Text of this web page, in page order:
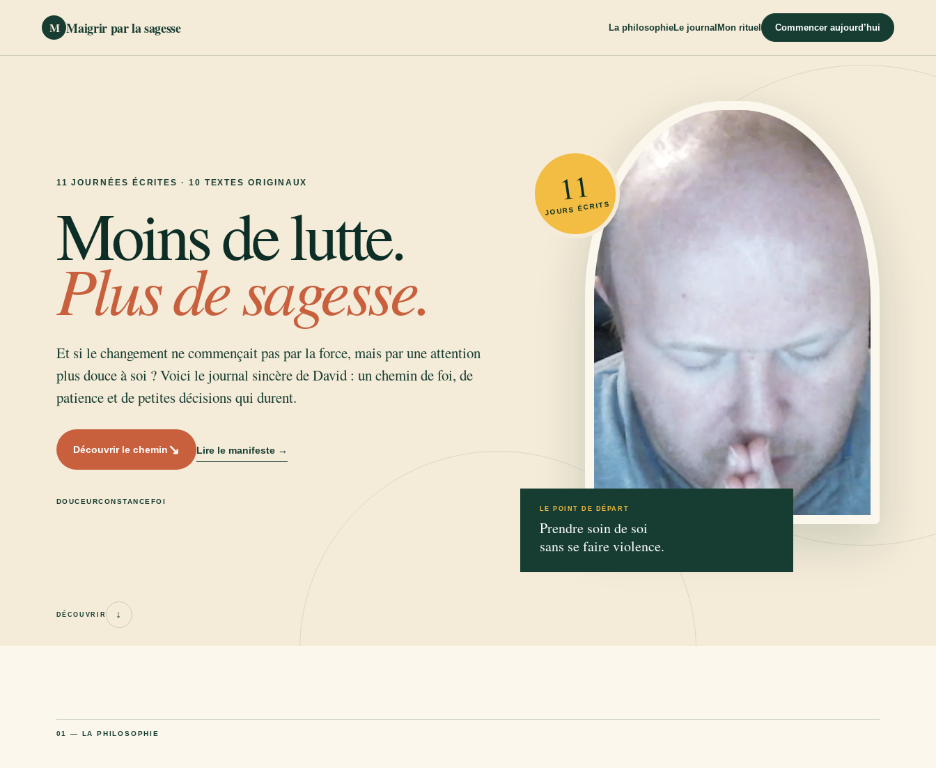
M Maigrir par la sagesse La philosophieLe journal Mon rituel Commencer aujourd’hui
11 JOURNÉES ÉCRITES · 10 TEXTES ORIGINAUX
Moins de lutte.
Plus de sagesse.
Et si le changement ne commençait pas par la force, mais par une attention
plus douce à soi ? Voici le journal sincère de David : un chemin de foi, de
patience et de petites décisions qui durent.
Découvrir le chemin ↘ Lire le manifeste →
DOUCEURCONSTANCE FOI
11
JOURS ÉCRITS
LE POINT DE DÉPART
Prendre soin de soi
sans se faire violence.
DÉCOUVRIR ↓
01 — LA PHILOSOPHIE